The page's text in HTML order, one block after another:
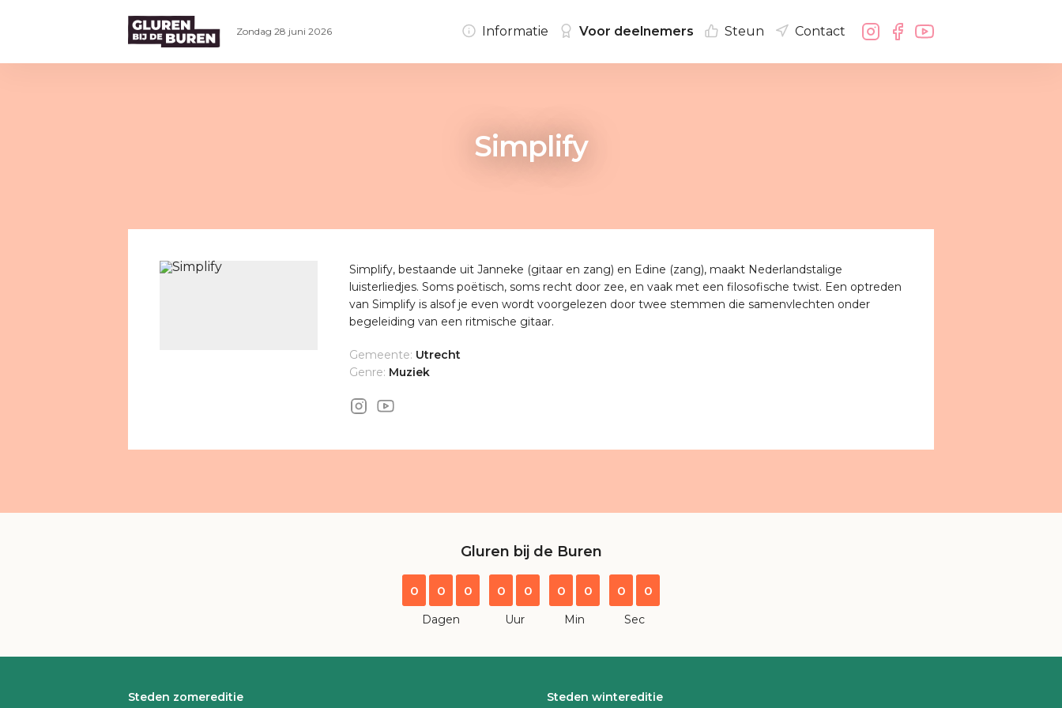
Simplify
Simplify, bestaande uit Janneke (gitaar en zang) en Edine (zang), maakt Nederlandstalige
luisterliedjes. Soms poëtisch, soms recht door zee, en vaak met een filosofische twist. Een optreden
van Simplify is alsof je even wordt voorgelezen door twee stemmen die samenvlechten onder
begeleiding van een ritmische gitaar.
Gemeente: Utrecht
Genre: Muziek
Gluren bij de Buren
0 0 0
Dagen
0 0
Uur
0 0
Min
0 0
Sec
Steden zomereditie Steden wintereditie
Zondag 28 juni 2026 Informatie Voor deelnemers Steun Contact